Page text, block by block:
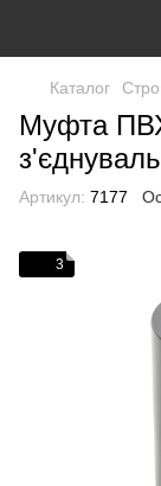
Каталог
Муфта
Артикул: 7177
3